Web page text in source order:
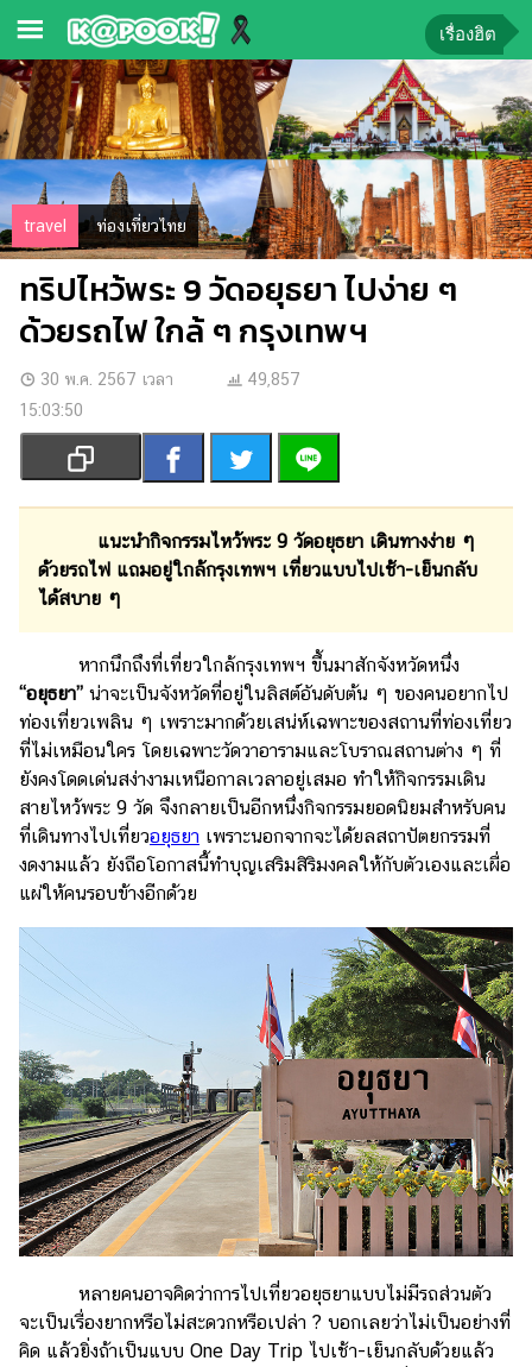
ข่าว-
ความ
รู้
ข่าว
ข่าว
บันเทิง
ตรวจ
หวย
ผล
บอล
การ
การ
ศึกษา
บันเทิง
ดู
หนัง
Music
Station
ละคร
ไลฟ์
ไตล์
ดูด
วง
ผู้
หญิง
ผู้ชาย
ท่อง
เที่ยว
เรื่องฮิต
travel ท่องเที่ยวไทย
ทริปไหว้พระ 9 วัดอยุธยา ไปง่าย ๆ
ด้วยรถไฟ ใกล้ ๆ กรุงเทพฯ
30 พ.ค. 2567 เวลา
15:03:50
49,857
แนะนำกิจกรรมไหว้พระ 9 วัดอยุธยา เดินทางง่าย ๆ
ด้วยรถไฟ แถมอยู่ใกล้กรุงเทพฯ เที่ยวแบบไปเช้า-เย็นกลับ
ได้สบาย ๆ
หากนึกถึงที่เที่ยวใกล้กรุงเทพฯ ขึ้นมาสักจังหวัดหนึ่ง
“อยุธยา” น่าจะเป็นจังหวัดที่อยู่ในลิสต์อันดับต้น ๆ ของคนอยากไป
ท่องเที่ยวเพลิน ๆ เพราะมากด้วยเสน่ห์เฉพาะของสถานที่ท่องเที่ยว
ที่ไม่เหมือนใคร โดยเฉพาะวัดวาอารามและโบราณสถานต่าง ๆ ที่
ยังคงโดดเด่นสง่างามเหนือกาลเวลาอยู่เสมอ ทำให้กิจกรรมเดิน
สายไหว้พระ 9 วัด จึงกลายเป็นอีกหนึ่งกิจกรรมยอดนิยมสำหรับคน
ที่เดินทางไปเที่ยวอยุธยา เพราะนอกจากจะได้ยลสถาปัตยกรรมที่
งดงามแล้ว ยังถือโอกาสนี้ทำบุญเสริมสิริมงคลให้กับตัวเองและเผื่อ
แผ่ให้คนรอบข้างอีกด้วย
หลายคนอาจคิดว่าการไปเที่ยวอยุธยาแบบไม่มีรถส่วนตัว
จะเป็นเรื่องยากหรือไม่สะดวกหรือเปล่า ? บอกเลยว่าไม่เป็นอย่างที่
คิด แล้วยิ่งถ้าเป็นแบบ One Day Trip ไปเช้า-เย็นกลับด้วยแล้ว